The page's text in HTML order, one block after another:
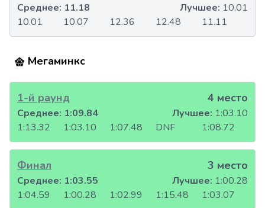
10.01 10.07 12.36 12.48 11.11
Среднее: 11.18 Лучшее: 10.01
Мегаминкс
1-й раунд 4 место
1:13.32 1:03.10 1:07.48 DNF 1:08.72
Среднее: 1:09.84 Лучшее: 1:03.10
Финал 3 место
1:04.59 1:00.28 1:02.99 1:15.48 1:03.07
Среднее: 1:03.55 Лучшее: 1:00.28